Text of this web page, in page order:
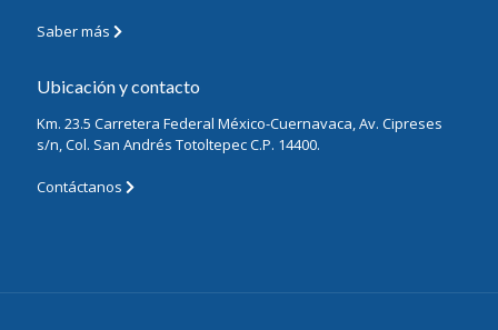
Saber más
Ubicación y contacto
Km. 23.5 Carretera Federal México-Cuernavaca, Av. Cipreses
s/n, Col. San Andrés Totoltepec C.P. 14400.
Contáctanos